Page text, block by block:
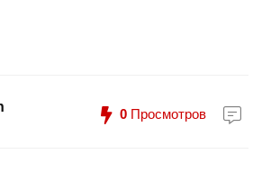
0 Просмотров